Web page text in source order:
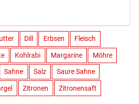
Dill Erbsen Fleisch
Kohlrabi Margarine Möhre
Sahne Salz Saure Sahne
Zitronen Zitronensaft